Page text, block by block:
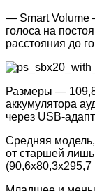
— Smart Volume
голоса на
расстояния до
Размеры —
аккумулятора
через USB-
Средняя
от старшей лишь